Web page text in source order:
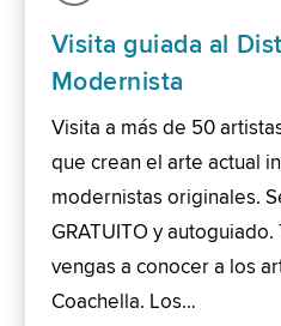
Visita guiada al
Modernista
Visita a más de 50
que crean el arte actual
modernistas originales.
GRATUITO y
vengas a conocer a los
Coachella. Los…